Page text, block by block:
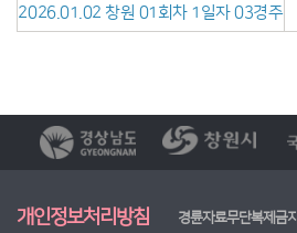
2026.01.02 창원 01회차 1일자 03경주
개인정보처리방침 경륜자료무단복제금지